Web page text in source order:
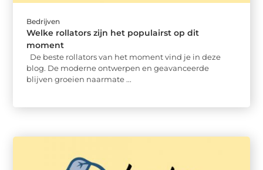
Bedrijven
Welke rollators zijn het populairst op dit
moment
De beste rollators van het moment vind je in deze
blog. De moderne ontwerpen en geavanceerde
blijven groeien naarmate ...